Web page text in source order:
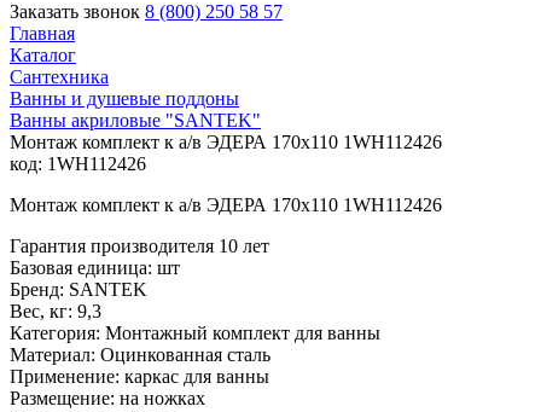
Заказать звонок 8 (800) 250 58 57
Главная
Каталог
Сантехника
Ванны и душевые поддоны
Ванны акриловые "SANTEK"
Монтаж комплект к а/в ЭДЕРА 170х110 1WH112426
код: 1WH112426
Монтаж комплект к а/в ЭДЕРА 170х110 1WH112426
Гарантия производителя 10 лет
Базовая единица: шт
Бренд: SANTEK
Вес, кг: 9,3
Категория: Монтажный комплект для ванны
Материал: Оцинкованная сталь
Применение: каркас для ванны
Размещение: на ножках